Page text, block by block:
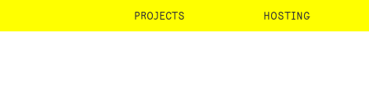
PROJECTS HOSTING